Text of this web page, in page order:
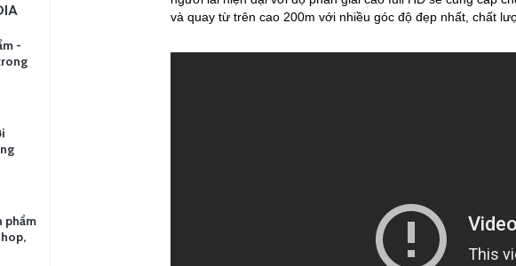
và quay từ trên cao 200m với nhiều góc độ đẹp nhất, chất
-
phẩm